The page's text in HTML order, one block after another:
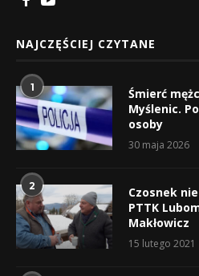
NAJCZĘŚCIEJ CZYTANE
1
Śmierć
Myślenic.
osoby
30 maja 2026
2
Czosnek
PTTK
Makłowicz
15 lutego 2021